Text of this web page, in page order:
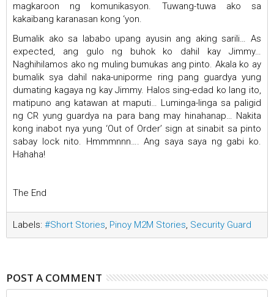
magkaroon ng komunikasyon. Tuwang-tuwa ako sa
kakaibang karanasan kong ‘yon.
Bumalik ako sa lababo upang ayusin ang aking sarili… As
expected, ang gulo ng buhok ko dahil kay Jimmy…
Naghihilamos ako ng muling bumukas ang pinto. Akala ko ay
bumalik sya dahil naka-uniporme ring pang guardya yung
dumating kagaya ng kay Jimmy. Halos sing-edad ko lang ito,
matipuno ang katawan at maputi… Luminga-linga sa paligid
ng CR yung guardya na para bang may hinahanap… Nakita
kong inabot nya yung ‘Out of Order’ sign at sinabit sa pinto
sabay lock nito. Hmmmnnn…. Ang saya saya ng gabi ko.
Hahaha!
The End
Labels: #Short Stories, Pinoy M2M Stories, Security Guard
POST A COMMENT